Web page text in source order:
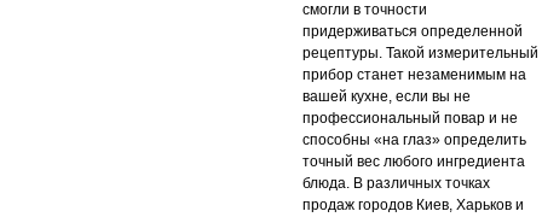
смогли в точности
придерживаться определенной
рецептуры. Такой измерительный
прибор станет незаменимым на
вашей кухне, если вы не
профессиональный повар и не
способны «на глаз» определить
точный вес любого ингредиента
блюда. В различных точках
продаж городов Киев, Харьков и